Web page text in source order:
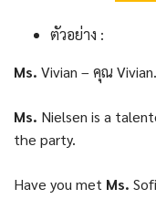
ตัวอย่าง :
Ms. Vivian – คุณ Vivian.
Ms. Nielsen is a
the party.
Have you met Ms.